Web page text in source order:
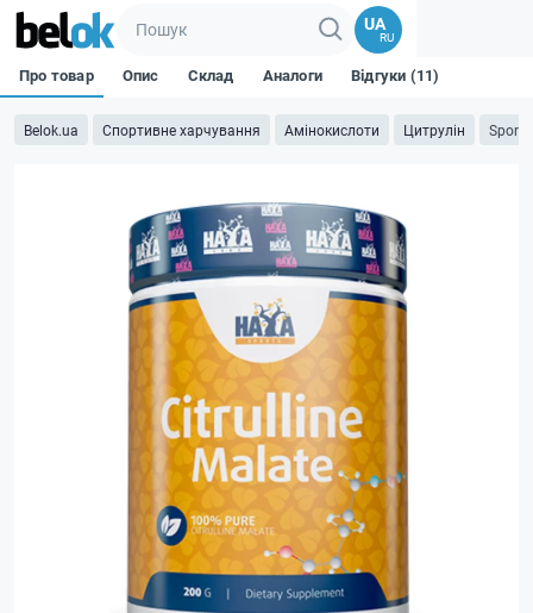
UA
RU
Belok.ua Спортивне харчування Амінокислоти Цитрулін
Про товар Опис Склад Аналоги Відгуки (11)